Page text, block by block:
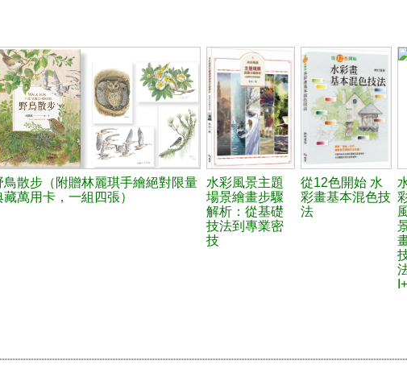
鳥散步（附贈林麗琪手繪絕對限量
藏萬用卡，一組四張）
水彩風景主題
場景繪畫步驟
解析：從基礎
技法到專業密
技
從12色開始 水
彩畫基本混色技
法